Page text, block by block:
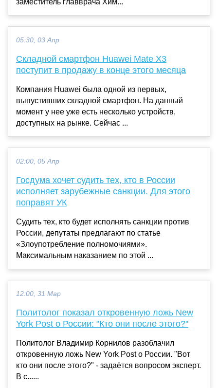
заместитель главврача Хим...
05:30, 03 Апр
Складной смартфон Huawei Mate X3
поступит в продажу в конце этого месяца
Компания Huawei была одной из первых,
выпустивших складной смартфон. На данный
момент у нее уже есть несколько устройств,
доступных на рынке. Сейчас ...
02:00, 05 Апр
Госдума хочет судить тех, кто в России
исполняет зарубежные санкции. Для этого
поправят УК
Судить тех, кто будет исполнять санкции против
России, депутаты предлагают по статье
«Злоупотребление полномочиями».
Максимальным наказанием по этой ...
12:00, 31 Мар
Политолог показал откровенную ложь New
York Post о России: "Кто они после этого?"
Политолог Владимир Корнилов разоблачил
откровенную ложь New York Post о России. "Вот
кто они после этого?" - задаётся вопросом эксперт.
В с......